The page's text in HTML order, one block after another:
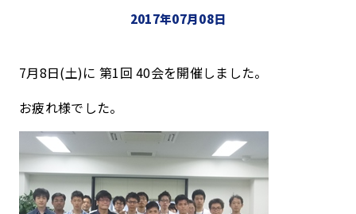
2017年07月08日
7月8日(土)に 第1回 40会を開催しました。
お疲れ様でした。